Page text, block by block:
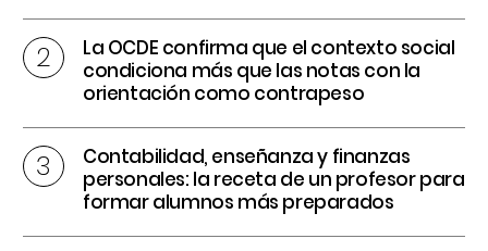
La OCDE confirma que el contexto social
condiciona más que las notas con la
orientación como contrapeso
Contabilidad, enseñanza y finanzas
personales: la receta de un profesor para
formar alumnos más preparados